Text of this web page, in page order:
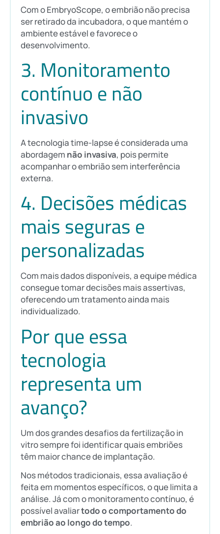
Com o EmbryoScope, o embrião não precisa
ser retirado da incubadora, o que mantém o
ambiente estável e favorece o
desenvolvimento.
3. Monitoramento
contínuo e não
invasivo
A tecnologia time-lapse é considerada uma
abordagem não invasiva, pois permite
acompanhar o embrião sem interferência
externa.
4. Decisões médicas
mais seguras e
personalizadas
Com mais dados disponíveis, a equipe médica
consegue tomar decisões mais assertivas,
oferecendo um tratamento ainda mais
individualizado.
Por que essa
tecnologia
representa um
avanço?
Um dos grandes desafios da fertilização in
vitro sempre foi identificar quais embriões
têm maior chance de implantação.
Nos métodos tradicionais, essa avaliação é
feita em momentos específicos, o que limita a
análise. Já com o monitoramento contínuo, é
possível avaliartodo o comportamento do
embrião ao longo do tempo.